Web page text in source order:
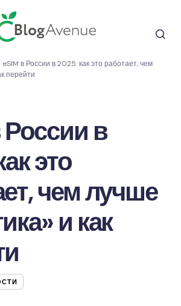
eSIM в России в 2025: как это работает, чем
перейти
России в
это
чем лучше
и как